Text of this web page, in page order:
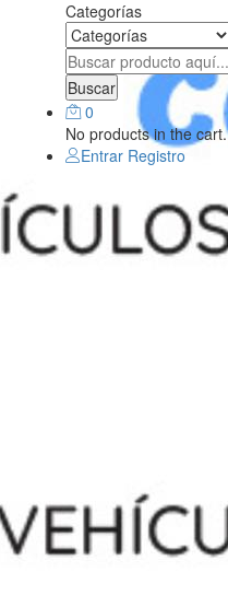
Categorías
Buscar
0
No products in the cart.
Entrar Registro